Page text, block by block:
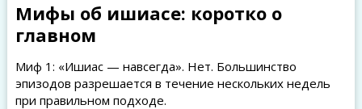
Мифы об ишиасе: коротко о
главном
Миф 1: «Ишиас — навсегда». Нет. Большинство
эпизодов разрешается в течение нескольких недель
при правильном подходе.